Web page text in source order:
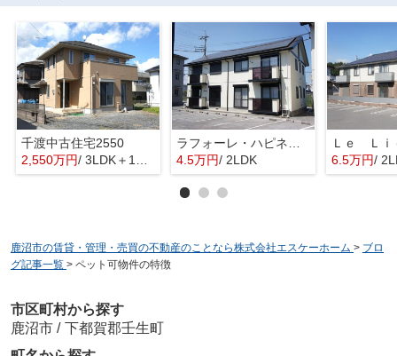
千渡中古住宅2550
2,550万円/ 3LDK＋1S(納戸)
4.5万円/ 2LDK 6.5万円/
鹿沼市の賃貸・管理・売買の不動産のことなら株式会社エスケーホーム > ブロ
グ記事一覧 > ペット可物件の特徴
市区町村から探す
鹿沼市 / 下都賀郡壬生町